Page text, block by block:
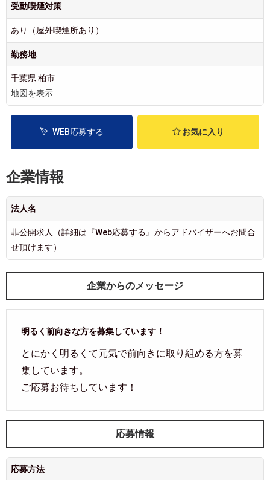
受動喫煙対策
あり（屋外喫煙所あり）
勤務地
千葉県 柏市
地図を表示
WEB応募する お気に入り
企業情報
法人名
非公開求人（詳細は『Web応募する』からアドバイザーへお問合
せ頂けます）
企業からのメッセージ
明るく前向きな方を募集しています！
とにかく明るくて元気で前向きに取り組める方を募
集しています。
ご応募お待ちしています！
応募情報
応募方法